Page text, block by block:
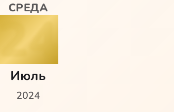
СРЕДА
Июль
2024